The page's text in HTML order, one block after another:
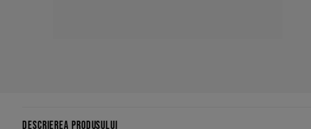
DESCRIEREA PRODUSULUI